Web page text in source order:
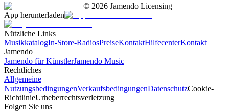
© 2026 Jamendo Licensing
App herunterladen
Nützliche Links
MusikkatalogIn-Store-RadiosPreiseKontaktHilfecenterKontakt
Jamendo
Jamendo für KünstlerJamendo Music
Rechtliches
Allgemeine
NutzungsbedingungenVerkaufsbedingungenDatenschutzCookie-
RichtlinieUrheberrechtsverletzung
Folgen Sie uns